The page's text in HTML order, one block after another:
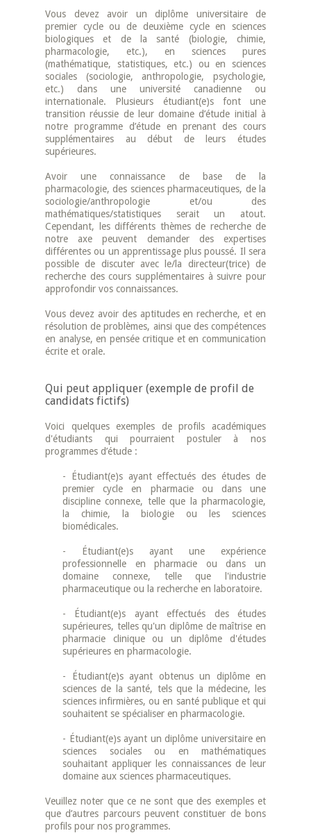
Vous devez avoir un diplôme universitaire de
premier cycle ou de deuxième cycle en sciences
biologiques et de la santé (biologie, chimie,
pharmacologie, etc.), en sciences pures
(mathématique, statistiques, etc.) ou en sciences
sociales (sociologie, anthropologie, psychologie,
etc.) dans une université canadienne ou
internationale. Plusieurs étudiant(e)s font une
transition réussie de leur domaine d’étude initial à
notre programme d’étude en prenant des cours
supplémentaires au début de leurs études
supérieures.
Avoir une connaissance de base de la
pharmacologie, des sciences pharmaceutiques, de la
sociologie/anthropologie et/ou des
mathématiques/statistiques serait un atout.
Cependant, les différents thèmes de recherche de
notre axe peuvent demander des expertises
différentes ou un apprentissage plus poussé. Il sera
possible de discuter avec le/la directeur(trice) de
recherche des cours supplémentaires à suivre pour
approfondir vos connaissances.
Vous devez avoir des aptitudes en recherche, et en
résolution de problèmes, ainsi que des compétences
en analyse, en pensée critique et en communication
écrite et orale.
Qui peut appliquer (exemple de profil de
candidats fictifs)
Voici quelques exemples de profils académiques
d'étudiants qui pourraient postuler à nos
programmes d’étude :
- Étudiant(e)s ayant effectués des études de
premier cycle en pharmacie ou dans une
discipline connexe, telle que la pharmacologie,
la chimie, la biologie ou les sciences
biomédicales.
- Étudiant(e)s ayant une expérience
professionnelle en pharmacie ou dans un
domaine connexe, telle que l'industrie
pharmaceutique ou la recherche en laboratoire.
- Étudiant(e)s ayant effectués des études
supérieures, telles qu'un diplôme de maîtrise en
pharmacie clinique ou un diplôme d'études
supérieures en pharmacologie.
- Étudiant(e)s ayant obtenus un diplôme en
sciences de la santé, tels que la médecine, les
sciences infirmières, ou en santé publique et qui
souhaitent se spécialiser en pharmacologie.
- Étudiant(e)s ayant un diplôme universitaire en
sciences sociales ou en mathématiques
souhaitant appliquer les connaissances de leur
domaine aux sciences pharmaceutiques.
Veuillez noter que ce ne sont que des exemples et
que d’autres parcours peuvent constituer de bons
profils pour nos programmes.